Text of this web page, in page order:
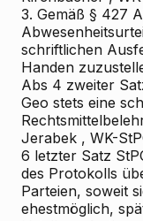
3. Gemäß § 427
schriftlichen
Handen
Abs 4 zweiter
Geo stets eine
Jerabek , WK-
6 letzter Satz
des Protokolls
Parteien, soweit
ehestmöglich,